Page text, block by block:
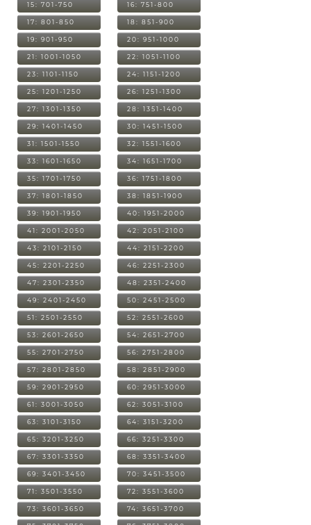
15: 701-750 16: 751-800
17: 801-850 18: 851-900
19: 901-950 20: 951-1000
21: 1001-1050 22: 1051-1100
23: 1101-1150 24: 1151-1200
25: 1201-1250 26: 1251-1300
27: 1301-1350 28: 1351-1400
29: 1401-1450 30: 1451-1500
31: 1501-1550 32: 1551-1600
33: 1601-1650 34: 1651-1700
35: 1701-1750 36: 1751-1800
37: 1801-1850 38: 1851-1900
39: 1901-1950 40: 1951-2000
41: 2001-2050 42: 2051-2100
43: 2101-2150 44: 2151-2200
45: 2201-2250 46: 2251-2300
47: 2301-2350 48: 2351-2400
49: 2401-2450 50: 2451-2500
51: 2501-2550 52: 2551-2600
53: 2601-2650 54: 2651-2700
55: 2701-2750 56: 2751-2800
57: 2801-2850 58: 2851-2900
59: 2901-2950 60: 2951-3000
61: 3001-3050 62: 3051-3100
63: 3101-3150 64: 3151-3200
65: 3201-3250 66: 3251-3300
67: 3301-3350 68: 3351-3400
69: 3401-3450 70: 3451-3500
71: 3501-3550 72: 3551-3600
73: 3601-3650 74: 3651-3700